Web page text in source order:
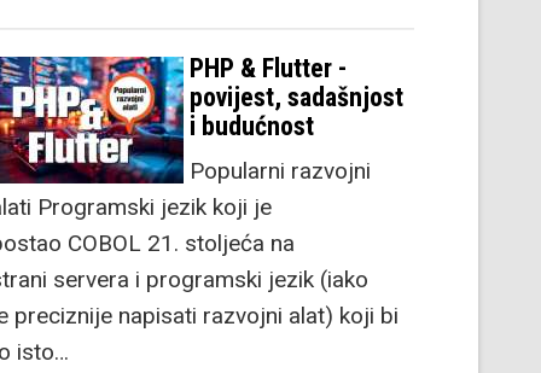
PHP & Flutter -
povijest, sadašnjost
i budućnost
Popularni razvojni
Programski jezik koji je
COBOL 21. stoljeća na
servera i programski jezik (iako
preciznije napisati razvojni alat) koji bi
isto…